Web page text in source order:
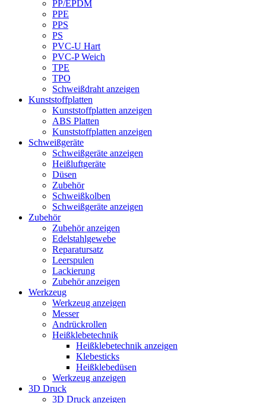
PP/EPDM
PPE
PPS
PS
PVC-U Hart
PVC-P Weich
TPE
TPO
Schweißdraht anzeigen
Kunststoffplatten
Kunststoffplatten anzeigen
ABS Platten
Kunststoffplatten anzeigen
Schweißgeräte
Schweißgeräte anzeigen
Heißluftgeräte
Düsen
Zubehör
Schweißkolben
Schweißgeräte anzeigen
Zubehör
Zubehör anzeigen
Edelstahlgewebe
Reparatursatz
Leerspulen
Lackierung
Zubehör anzeigen
Werkzeug
Werkzeug anzeigen
Messer
Andrückrollen
Heißklebetechnik
Heißklebetechnik anzeigen
Klebesticks
Heißklebedüsen
Werkzeug anzeigen
3D Druck
3D Druck anzeigen